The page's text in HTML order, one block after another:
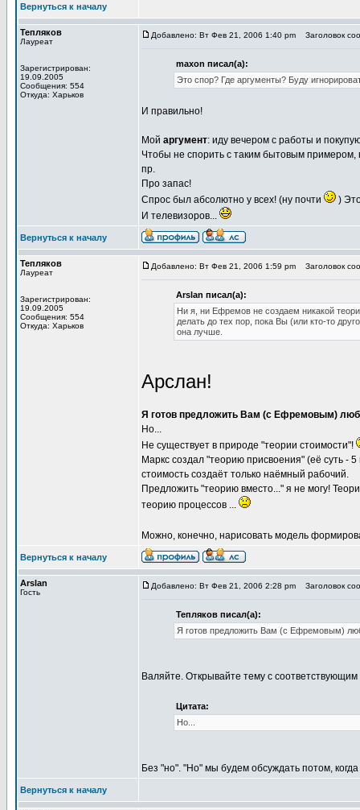
Вернуться к началу
Тепляков
Лауреат
Зарегистрирован:
19.09.2005
Сообщения: 554
Откуда: Харьков
Добавлено: Вт Фев 21, 2006 1:40 pm Заголовок
maxon писал(а):
Это спор? Где аргументы? Буду
И правильно!
Мой аргумент: иду вечером с работы и
Чтобы не спорить с таким бытовым
пр.
Про запас!
Спрос был абсолютно у всех! (ну почти
)
И телевизоров...
Вернуться к началу
Тепляков
Лауреат
Зарегистрирован:
19.09.2005
Сообщения: 554
Откуда: Харьков
Добавлено: Вт Фев 21, 2006 1:59 pm Заголовок
Arslan писал(а):
Ни я, ни Ефремов не создаем никакой
делать до тех пор, пока Вы (или кто-то
она лучше.
Арслан!
Я готов предложить Вам (с Ефремовым)
Но...
Не существует в природе "теории стоимости"!
Маркс создал "теорию присвоения" (её суть -
стоимость создаёт только наёмный рабочий.
Предложить "теорию вместо..." я не могу!
теорию процессов ...
Можно, конечно, нарисовать модель
Вернуться к началу
Arslan
Гость
Добавлено: Вт Фев 21, 2006 2:28 pm Заголовок
Тепляков писал(а):
Я готов предложить Вам (с Ефремовым)
Валяйте. Открывайте тему с
Цитата:
Но...
Без "но". "Но" мы будем обсуждать потом,
Вернуться к началу